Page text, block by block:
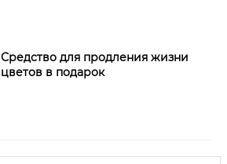
Средство для продления жизни
цветов в подарок